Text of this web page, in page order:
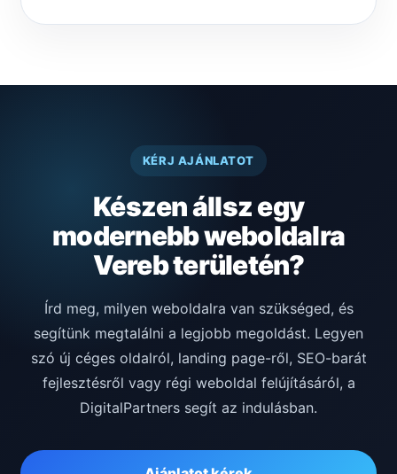
KÉRJ AJÁNLATOT
Készen állsz egy
modernebb weboldalra
Vereb területén?
Írd meg, milyen weboldalra van szükséged, és
segítünk megtalálni a legjobb megoldást. Legyen
szó új céges oldalról, landing page-ről, SEO-barát
fejlesztésről vagy régi weboldal felújításáról, a
DigitalPartners segít az indulásban.